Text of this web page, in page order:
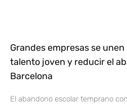
Grandes empresas se
talento joven y reducir el
Barcelona
El abandono escolar temprano